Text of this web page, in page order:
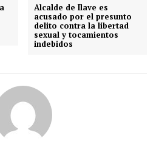
Alcalde de Ilave es
acusado por el presunto
delito contra la libertad
sexual y tocamientos
indebidos